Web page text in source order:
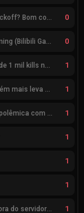
MIBR segue o mesmo caminho da RRQ no Kickoff? Bom começo, mas risco de eliminação hoje 0
Xi Lai Gaming x Guangzhou Huadu Bilibili Gaming (Bilibili Gaming) 0
aspas é o 1º jogador a atingir saldo positivo de 1 mil kills no VCT 1
f0rsaken critica Brasil no VALORANT: “Ninguém mais leva a sério” 1
Acertado com KRÜ, Saadhak se envolve em polêmica com keznit 1
1
1
1
Saadhak afirma “muitos desafios, dentro e fora do servidor” sobre a jornada até a classificação 1